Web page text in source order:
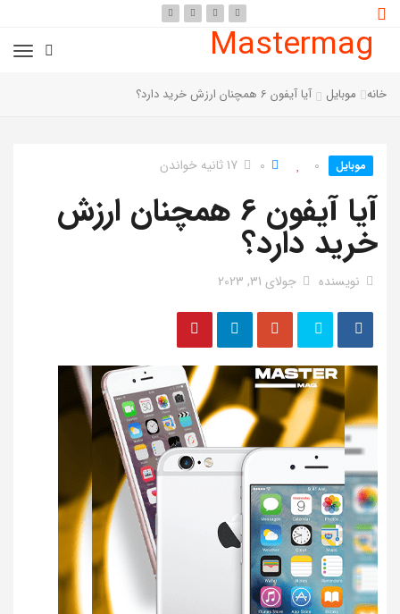
Mastermag
خانه موبایل آیا آیفون 6 همچنان ارزش خرید دارد؟
موبایل 0
0 17 ثانیه خواندن
آیا آیفون 6 همچنان ارزش
خرید دارد؟
نویسنده جولای 31, 2023